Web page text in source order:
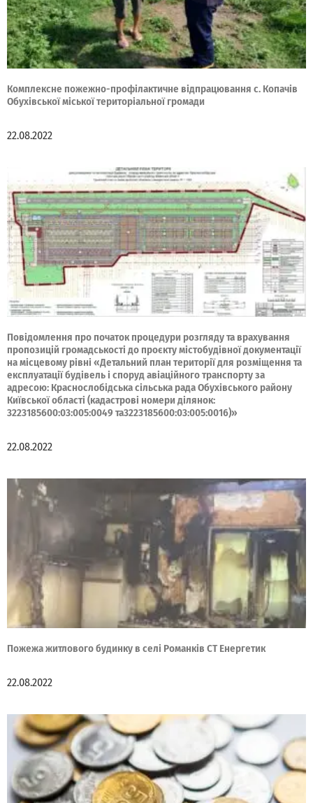
Комплексне пожежно-профілактичне відпрацювання с. Копачів
Обухівської міської територіальної громади
22.08.2022
Повідомлення про початок процедури розгляду та врахування
пропозицій громадськості до проєкту містобудівної документації
на місцевому рівні «Детальний план території для розміщення та
експлуатації будівель і споруд авіаційного транспорту за
адресою: Краснослобідська сільська рада Обухівського району
Київської області (кадастрові номери ділянок:
3223185600:03:005:0049 та3223185600:03:005:0016)»
22.08.2022
Пожежа житлового будинку в селі Романків СТ Енергетик
22.08.2022